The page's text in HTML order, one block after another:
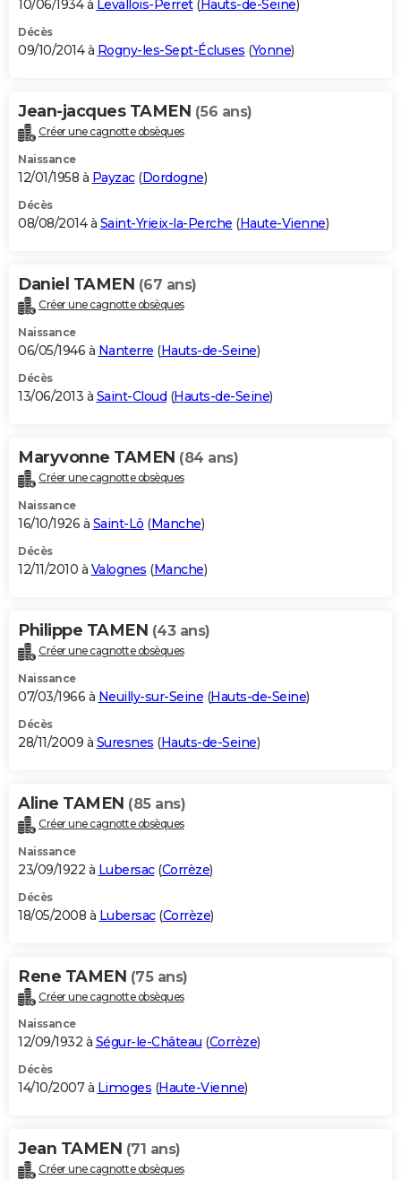
10/06/1934 à Levallois-Perret( Hauts-de-Seine)
Décès
09/10/2014 à Rogny-les-Sept-Écluses (Yonne)
Jean-jacques TAMEN (56 ans)
Créer une cagnotte obsèques
Naissance
12/01/1958 à Payzac(Dordogne)
Décès
08/08/2014 à Saint-Yrieix-la-Perche (Haute-Vienne)
Daniel TAMEN (67 ans)
Créer une cagnotte obsèques
Naissance
06/05/1946 à Nanterre (Hauts-de-Seine)
Décès
13/06/2013 à Saint-Cloud (Hauts-de-Seine)
Maryvonne TAMEN (84 ans)
Créer une cagnotte obsèques
Naissance
16/10/1926 à Saint-Lô (Manche)
Décès
12/11/2010 à Valognes (Manche)
Philippe TAMEN (43 ans)
Créer une cagnotte obsèques
Naissance
07/03/1966 à Neuilly-sur-Seine (Hauts-de-Seine)
Décès
28/11/2009 à Suresnes (Hauts-de-Seine)
Aline TAMEN (85 ans)
Créer une cagnotte obsèques
Naissance
23/09/1922 à Lubersac(Corrèze)
Décès
18/05/2008 à Lubersac(Corrèze)
Rene TAMEN (75 ans)
Créer une cagnotte obsèques
Naissance
12/09/1932 à Ségur-le-Château (Corrèze)
Décès
14/10/2007 à Limoges (Haute-Vienne)
Jean TAMEN (71 ans)
Créer une cagnotte obsèques